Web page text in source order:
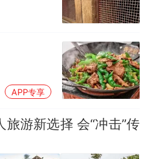
游客
APP专享
旅游新选择 会“冲击”传